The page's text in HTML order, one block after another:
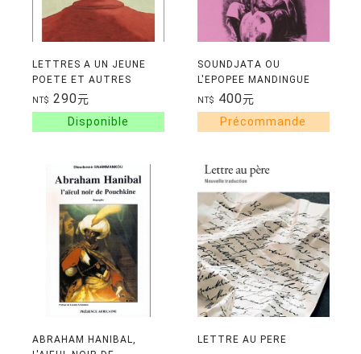
LETTRES A UN JEUNE
POETE ET AUTRES
LETTRES
NT$ 290元
SOUNDJATA OU
L'EPOPEE MANDINGUE
NT$ 400元
ABRAHAM HANIBAL,
LETTRE AU PERE